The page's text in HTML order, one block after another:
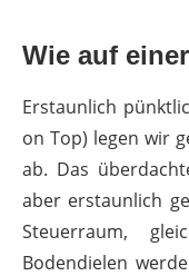
Wie auf
Erstaunlich
on Top) legen wir
ab. Das
aber erstaunlich
Steuerraum,
Bodendielen